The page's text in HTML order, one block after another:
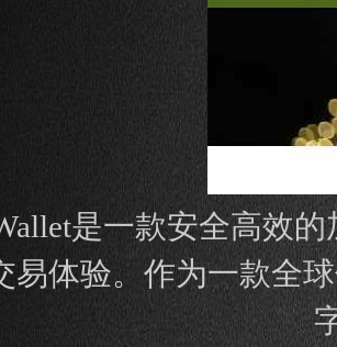
是一款安全高效
易体验。作为一款全